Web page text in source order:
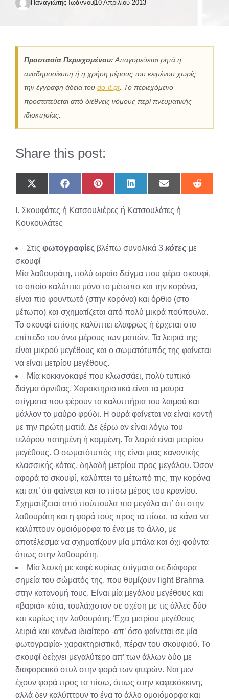
Παναγιώτης Ιωάννου10 Απριλίου 2013
Προστασία Περιεχομένου: Απαγορεύεται ρητά η
αναδημοσίευση ή η χρήση μέρους του κειμένου χωρίς
την έγγραφη άδεια του do-it.gr. Το περιεχόμενο
προστατεύεται από διεθνείς νόμους περί πνευματικής
ιδιοκτησίας.
Share this post:
Share
on
(Twitter)
Share
on
Share
on
Share
on
Share
on
Share
on
Ι. Σκουφάτες ή Κατσουλιέρες ή Κατσουλάτες ή
Κουκουλάτες
Στις φωτογραφίες βλέπω συνολικά 3 κότες με
σκουφί
Μία λαθουράτη, πολύ ωραίο δείγμα που φέρει σκουφί,
το οποίο καλύπτει μόνο το μέτωπο και την κορόνα,
είναι πιο φουντωτό (στην κορόνα) και όρθιο (στο
μέτωπο) και σχηματίζεται από πολύ μικρά πούπουλα.
Το σκουφί επίσης καλύπτει ελαφρώς ή έρχεται στο
επίπεδο του άνω μέρους των ματιών. Τα λειριά της
είναι μικρού μεγέθους και ο σωματότυπός της φαίνεται
να είναι μετρίου μεγέθους.
Μία κοκκινοκαφέ που κλωσσάει, πολύ τυπικό
δείγμα όρνιθας. Χαρακτηριστικά είναι τα μαύρα
στίγματα που φέρουν τα καλυπτήρια του λαιμού και
μάλλον το μαύρο φρύδι. Η ουρά φαίνεται να είναι κοντή
με την πρώτη ματιά. Δε ξέρω αν είναι λόγω του
τελάρου πατημένη ή κομμένη. Τα λειριά είναι μετρίου
μεγέθους. Ο σωματότυπός της είναι μιας κανονικής
κλασσικής κότας, δηλαδή μετρίου προς μεγάλου. Όσον
αφορά το σκουφί, καλύπτει το μέτωπό της, την κορόνα
και απ’ ότι φαίνεται και το πίσω μέρος του κρανίου.
Σχηματίζεται από πούπουλα πιο μεγάλα απ’ ότι στην
λαθουράτη και η φορά τους προς τα πίσω, τα κάνει να
καλύπτουν ομοιόμορφα το ένα με το άλλο, με
αποτέλεσμα να σχηματίζουν μία μπάλα και όχι φούντα
όπως στην λαθουράτη.
Μία λευκή με καφέ κυρίως στίγματα σε διάφορα
σημεία του σώματός της, που θυμίζουν light Brahma
στην κατανομή τους. Είναι μία μεγάλου μεγέθους και
«βαριά» κότα, τουλάχιστον σε σχέση με τις άλλες δύο
και κυρίως την λαθουράτη. Έχει μετρίου μεγέθους
λειριά και κανένα ιδιαίτερο -απ’ όσο φαίνεται σε μία
φωτογραφία- χαρακτηριστικό, πέραν του σκουφιού. Το
σκουφί δείχνει μεγαλύτερο απ’ των άλλων δύο με
διαφορετικό στυλ στην φορά των φτερών. Ναι μεν
έχουν φορά προς τα πίσω, όπως στην καφεκόκκινη,
αλλά δεν καλύπτουν το ένα το άλλο ομοιόμορφα και